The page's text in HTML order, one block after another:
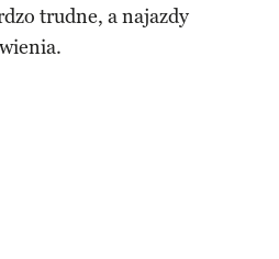
trudne, a najazdy